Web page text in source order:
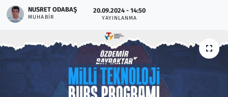
NUSRET ODABAŞ
MUHABIR
20.09.2024 - 14:50
YAYINLANMA
Oyun
Rüya Tabirleri